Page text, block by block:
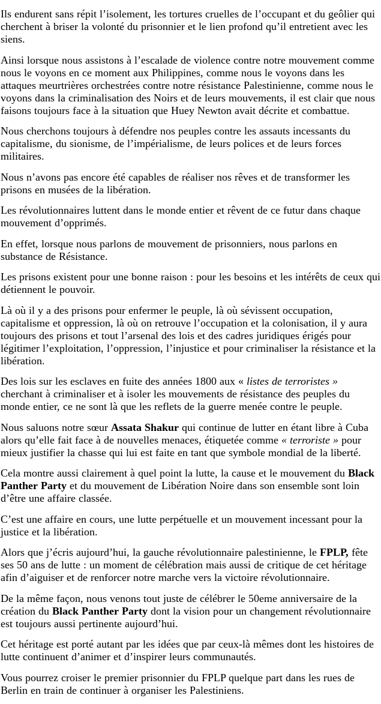
Ils endurent sans répit l’isolement, les tortures cruelles de l’occupant et du geôlier qui
cherchent à briser la volonté du prisonnier et le lien profond qu’il entretient avec les
siens.
Ainsi lorsque nous assistons à l’escalade de violence contre notre mouvement comme
nous le voyons en ce moment aux Philippines, comme nous le voyons dans les
attaques meurtrières orchestrées contre notre résistance Palestinienne, comme nous le
voyons dans la criminalisation des Noirs et de leurs mouvements, il est clair que nous
faisons toujours face à la situation que Huey Newton avait décrite et combattue.
Nous cherchons toujours à défendre nos peuples contre les assauts incessants du
capitalisme, du sionisme, de l’impérialisme, de leurs polices et de leurs forces
militaires.
Nous n’avons pas encore été capables de réaliser nos rêves et de transformer les
prisons en musées de la libération.
Les révolutionnaires luttent dans le monde entier et rêvent de ce futur dans chaque
mouvement d’opprimés.
En effet, lorsque nous parlons de mouvement de prisonniers, nous parlons en
substance de Résistance.
Les prisons existent pour une bonne raison : pour les besoins et les intérêts de ceux qui
détiennent le pouvoir.
Là où il y a des prisons pour enfermer le peuple, là où sévissent occupation,
capitalisme et oppression, là où on retrouve l’occupation et la colonisation, il y aura
toujours des prisons et tout l’arsenal des lois et des cadres juridiques érigés pour
légitimer l’exploitation, l’oppression, l’injustice et pour criminaliser la résistance et la
libération.
Des lois sur les esclaves en fuite des années 1800 aux « listes de terroristes »
cherchant à criminaliser et à isoler les mouvements de résistance des peuples du
monde entier, ce ne sont là que les reflets de la guerre menée contre le peuple.
Nous saluons notre sœur Assata Shakur qui continue de lutter en étant libre à Cuba
alors qu’elle fait face à de nouvelles menaces, étiquetée comme « terroriste » pour
mieux justifier la chasse qui lui est faite en tant que symbole mondial de la liberté.
Cela montre aussi clairement à quel point la lutte, la cause et le mouvement du Black
Panther Party et du mouvement de Libération Noire dans son ensemble sont loin
d’être une affaire classée.
C’est une affaire en cours, une lutte perpétuelle et un mouvement incessant pour la
justice et la libération.
Alors que j’écris aujourd’hui, la gauche révolutionnaire palestinienne, le FPLP, fête
ses 50 ans de lutte : un moment de célébration mais aussi de critique de cet héritage
afin d’aiguiser et de renforcer notre marche vers la victoire révolutionnaire.
De la même façon, nous venons tout juste de célébrer le 50eme anniversaire de la
création du Black Panther Party dont la vision pour un changement révolutionnaire
est toujours aussi pertinente aujourd’hui.
Cet héritage est porté autant par les idées que par ceux-là mêmes dont les histoires de
lutte continuent d’animer et d’inspirer leurs communautés.
Vous pourrez croiser le premier prisonnier du FPLP quelque part dans les rues de
Berlin en train de continuer à organiser les Palestiniens.